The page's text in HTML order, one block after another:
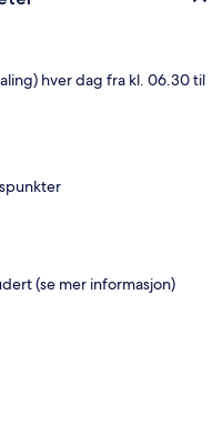
hver dag fra kl. 06.30 til
(se mer informasjon)